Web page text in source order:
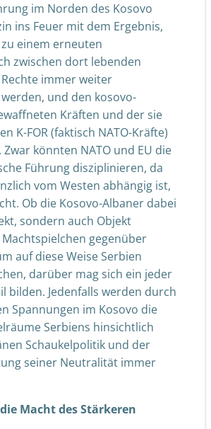
im Norden des Kosovo
ins Feuer mit dem Ergebnis,
einem erneuten
zwischen dort lebenden
immer weiter
und den kosovo-
Kräften und der sie
K-FOR (faktisch NATO-Kräfte)
könnten NATO und EU die
Führung disziplinieren, da
vom Westen abhängig ist,
Ob die Kosovo-Albaner dabei
sondern auch Objekt
gegenüber
auf diese Weise Serbien
darüber mag sich ein jeder
bilden. Jedenfalls werden durch
Spannungen im Kosovo die
Serbiens hinsichtlich
Schaukelpolitik und der
seiner Neutralität immer
Macht des Stärkeren